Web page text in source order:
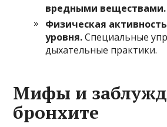
вредными веществами.
Физическая
уровня.Специальные
дыхательные практики.
Мифы и
бронхите